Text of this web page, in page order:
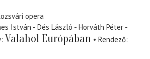
opera
István - Dés László - Horváth Péter -
Valahol Európában
Rendező